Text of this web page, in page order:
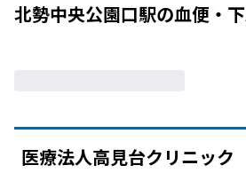
北勢中央公園口駅の血便・
医療法人高見台クリニック